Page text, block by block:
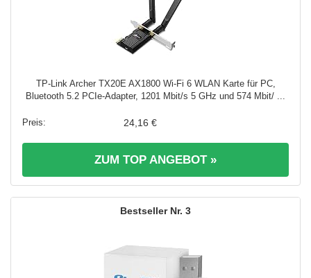
TP-Link Archer TX20E AX1800 Wi-Fi 6 WLAN Karte für PC,
Bluetooth 5.2 PCIe-Adapter, 1201 Mbit/s 5 GHz und 574 Mbit/ ...
24,16 €
ZUM TOP ANGEBOT »
3